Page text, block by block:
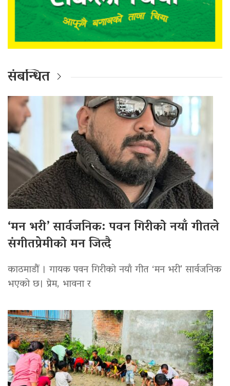
संबन्धित
‘मन भरी’ सार्वजनिक: पवन गिरीको नयाँ गीतले
संगीतप्रेमीको मन जित्दै
काठमाडौं । गायक पवन गिरीको नयाँ गीत ‘मन भरी’ सार्वजनिक
भएको छ। प्रेम, भावना र